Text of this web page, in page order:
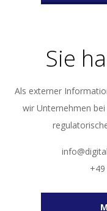
Sie
Als externer
wir Unternehmen